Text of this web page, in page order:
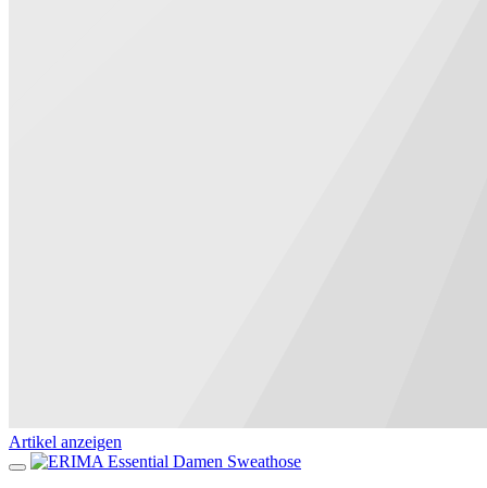
Artikel anzeigen